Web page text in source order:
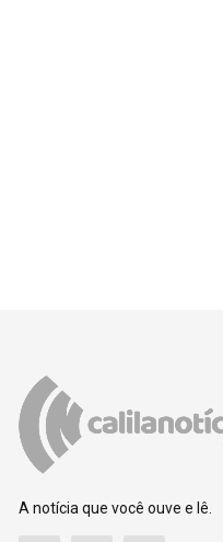
A notícia que você ouve e lê.